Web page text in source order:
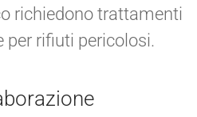
richiedono trattamenti
rifiuti pericolosi.